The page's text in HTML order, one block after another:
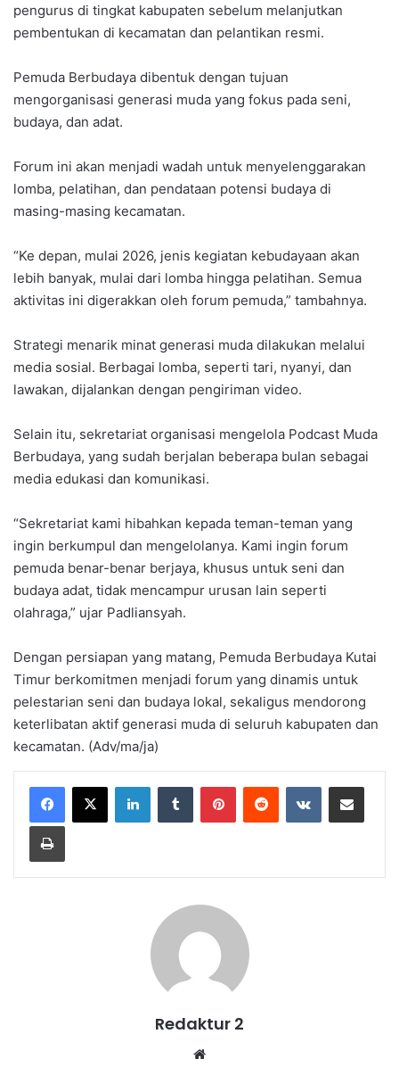
pengurus di tingkat kabupaten sebelum melanjutkan
pembentukan di kecamatan dan pelantikan resmi.
Pemuda Berbudaya dibentuk dengan tujuan
mengorganisasi generasi muda yang fokus pada seni,
budaya, dan adat.
Forum ini akan menjadi wadah untuk menyelenggarakan
lomba, pelatihan, dan pendataan potensi budaya di
masing-masing kecamatan.
“Ke depan, mulai 2026, jenis kegiatan kebudayaan akan
lebih banyak, mulai dari lomba hingga pelatihan. Semua
aktivitas ini digerakkan oleh forum pemuda,” tambahnya.
Strategi menarik minat generasi muda dilakukan melalui
media sosial. Berbagai lomba, seperti tari, nyanyi, dan
lawakan, dijalankan dengan pengiriman video.
Selain itu, sekretariat organisasi mengelola Podcast Muda
Berbudaya, yang sudah berjalan beberapa bulan sebagai
media edukasi dan komunikasi.
“Sekretariat kami hibahkan kepada teman-teman yang
ingin berkumpul dan mengelolanya. Kami ingin forum
pemuda benar-benar berjaya, khusus untuk seni dan
budaya adat, tidak mencampur urusan lain seperti
olahraga,” ujar Padliansyah.
Dengan persiapan yang matang, Pemuda Berbudaya Kutai
Timur berkomitmen menjadi forum yang dinamis untuk
pelestarian seni dan budaya lokal, sekaligus mendorong
keterlibatan aktif generasi muda di seluruh kabupaten dan
kecamatan. (Adv/ma/ja)
LinkedInTumblr PinterestReddit VKontakteShare via Email
Print
Redaktur 2